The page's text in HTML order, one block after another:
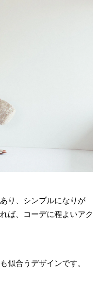
り、シンプルになりが
ば、コーデに程よいアク
似合うデザインです。